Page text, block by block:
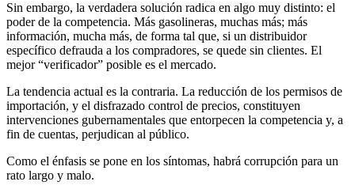
Sin embargo, la verdadera solución radica en algo muy distinto: el
poder de la competencia. Más gasolineras, muchas más; más
información, mucha más, de forma tal que, si un distribuidor
específico defrauda a los compradores, se quede sin clientes. El
mejor “verificador” posible es el mercado.
La tendencia actual es la contraria. La reducción de los permisos de
importación, y el disfrazado control de precios, constituyen
intervenciones gubernamentales que entorpecen la competencia y, a
fin de cuentas, perjudican al público.
Como el énfasis se pone en los síntomas, habrá corrupción para un
rato largo y malo.